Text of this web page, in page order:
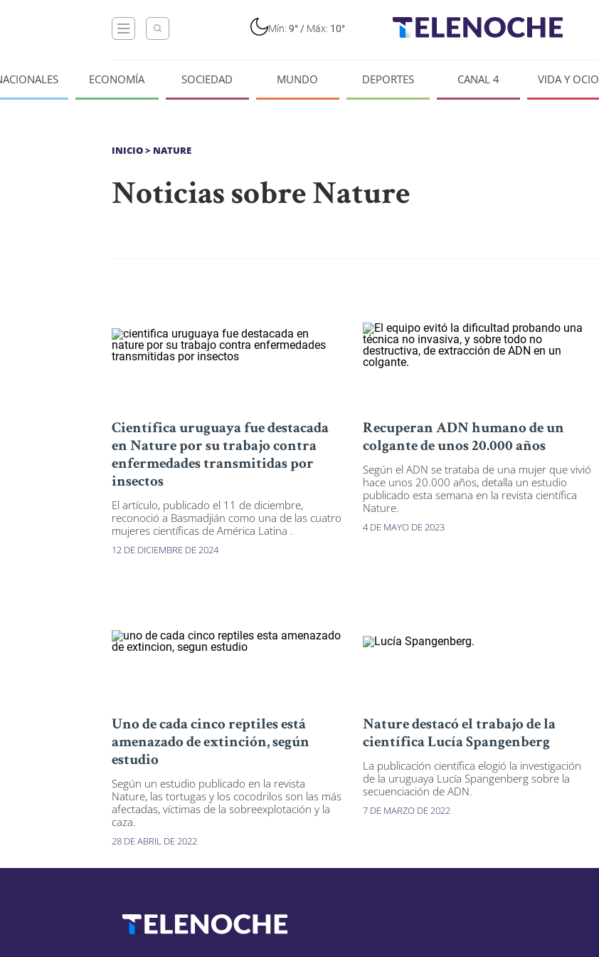
Mín: 9° / Máx: 10°
ECONOMÍA SOCIEDAD MUNDO DEPORTES CANAL 4 VIDA Y OCIO
INICIO> NATURE
Noticias sobre Nature
Científica uruguaya fue destacada
en Nature por su trabajo contra
enfermedades transmitidas por
insectos
El artículo, publicado el 11 de diciembre,
reconoció a Basmadjián como una de las cuatro
mujeres científicas de América Latina .
12 DE DICIEMBRE DE 2024
Recuperan ADN humano de un
colgante de unos 20.000 años
Según el ADN se trataba de una mujer que vivió
hace unos 20.000 años, detalla un estudio
publicado esta semana en la revista científica
Nature.
4 DE MAYO DE 2023
Uno de cada cinco reptiles está
amenazado de extinción, según
estudio
Según un estudio publicado en la revista
Nature, las tortugas y los cocodrilos son las más
afectadas, víctimas de la sobreexplotación y la
caza.
28 DE ABRIL DE 2022
Nature destacó el trabajo de la
científica Lucía Spangenberg
La publicación científica elogió la investigación
de la uruguaya Lucía Spangenberg sobre la
secuenciación de ADN.
7 DE MARZO DE 2022